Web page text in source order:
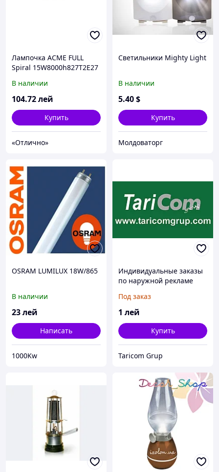
Лампочка ACME FULL
Spiral 15W8000h827T2E27
В наличии
104.72лей
Купить
«Отлично»
Светильники Mighty Light
В наличии
5.40$
Купить
Молдоваторг
OSRAM LUMILUX 18W/865
В наличии
23лей
Написать
1000Kw
Индивидуальные заказы
по наружной рекламе
Под заказ
1 лей
Купить
Taricom Grup